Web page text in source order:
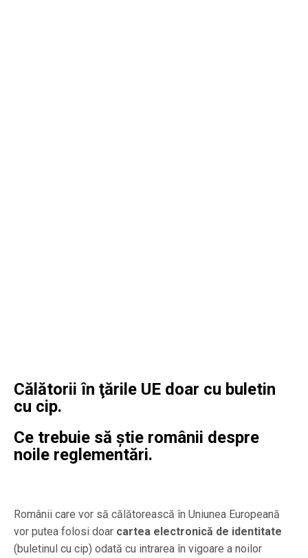
Călătorii în ţările UE doar cu buletin
cu cip.
Ce trebuie să știe românii despre
noile reglementări.
Românii care vor să călătorească în Uniunea Europeană
vor putea folosi doar cartea electronică de identitate
(buletinul cu cip) odată cu intrarea în vigoare a noilor